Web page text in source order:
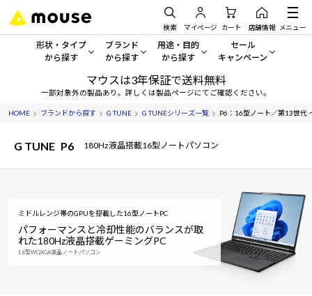
検索 マイページ カート 店舗情報 メニュー
形状・タイプ
から探す
形状・タイプから探す をすべてみる
デスクトップPC
ノートPC
サーバー
ワークステーション
ブランド
から探す
mouse
G TUNE
NEXTGEAR
MousePro
用途・目的
から探す
一般向けパソコン
ゲーミングPC・ゲーム向けパソコン
クリエイティブ向け
学習向けパソコン
スペック/パーツ別
セール
キャンペーン
セール・キャンペー
期間限定セール
おすすめ目玉パソコン
今イチオシのパソコンをピ
Windows 11|Copilot+ PC
マウスは3年保証で送料無料
一部対象外の製品あり。詳しくは製品ページにてご確認ください。
HOME ブランドから探す G TUNE G TUNEシリーズ一覧 P6：16型ノート／第13世代
G TUNE P6 180Hz液晶搭載16型ノートパソコン
ミドルレンジ帯のGPUを搭載した16型ノートPC
パフォーマンスと冷却性能のバランスが取
れた180Hz液晶搭載ゲーミングPC
16型WQXGA液晶ノートパソコン